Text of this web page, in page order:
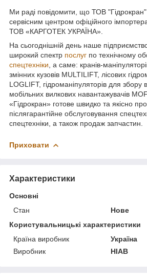
Ми раді повідомити, що ТОВ
сервісним центром офіційного
ТОВ «КАРГОТЕК УКРАЇНА».
На сьогоднішній день наше
широкий спектр послуг по технічному
спецтехніки , а саме: кранів-
змінних кузовів MULTILIFT, лісових
LOGLIFT, гідроманіпуляторів для збору
мобільних вилкових навантажувачів
«Гідрокран» готове швидко та якісно
післягарантійне обслуговування
спецтехніки, а також продаж запчастин.
Приховати
Характеристики
Основні
Стан
Нове
Користувальницькі характеристики
Країна виробник
Україна
Виробник
HIAB